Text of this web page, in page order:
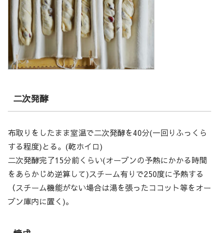
二次発酵
布取りをしたまま室温で二次発酵を40分(一回りふっくら
する程度)とる。(乾ホイロ)
二次発酵完了15分前くらい(オーブンの予熱にかかる時間
をあらかじめ逆算して)スチーム有りで250度に予熱する
（スチーム機能がない場合は湯を張ったココット等をオー
ブン庫内に置く)。